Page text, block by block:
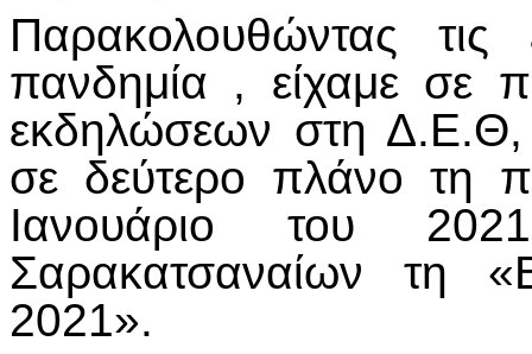
Παρακολουθώντας τις
πανδημία , είχαμε σε
εκδηλώσεων στη Δ.Ε.Θ,
σε δεύτερο πλάνο τη
Ιανουάριο του
Σαρακατσαναίων τη
2021».